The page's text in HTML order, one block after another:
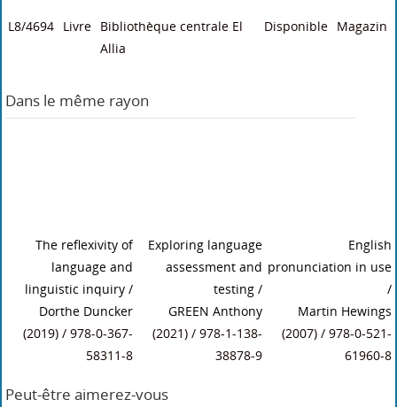
L8/4694 Livre Bibliothèque centrale El
Allia
Disponible Magazin
Dans le même rayon
The reflexivity of
language and
linguistic inquiry /
Dorthe Duncker
(2019) / 978-0-367-
58311-8
Exploring language
assessment and
testing /
GREEN Anthony
(2021) / 978-1-138-
38878-9
English
pronunciation in use
/
Martin Hewings
(2007) / 978-0-521-
61960-8
Peut-être aimerez-vous